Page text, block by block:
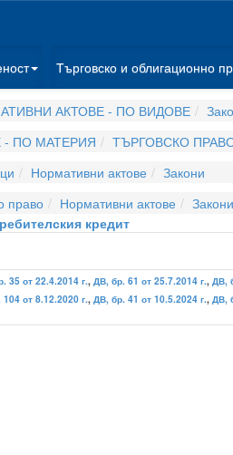
Търговско и облигационно
АКТОВЕ - ПО ВИДОВЕ
- ПО МАТЕРИЯ ТЪРГОВСКО
Нормативни актове
Закони
право
Нормативни актове
Закони
кредит
35 от 22.4.2014 г., ДВ, бр. 61 от 25.7.2014 г., ДВ,
от 8.12.2020 г., ДВ, бр. 41 от 10.5.2024 г., ДВ,